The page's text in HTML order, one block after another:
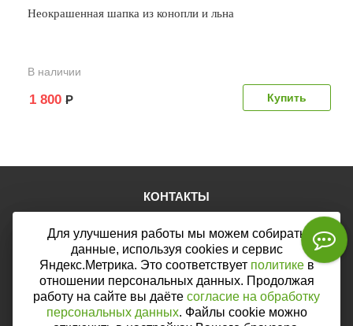
Неокрашенная шапка из конопли и льна
В наличии
1 800 Р
КОНТАКТЫ
E-mail:mail@web46.ru
Мы в соцсетях:
Мы принимаем к оплате:
Для улучшения работы мы можем собирать
данные, используя cookies и сервис
Яндекс.Метрика. Это соответствует политикев
отношении персональных данных. Продолжая
работу на сайте вы даёте согласие на обработку
персональных данных. Файлы cookie можно